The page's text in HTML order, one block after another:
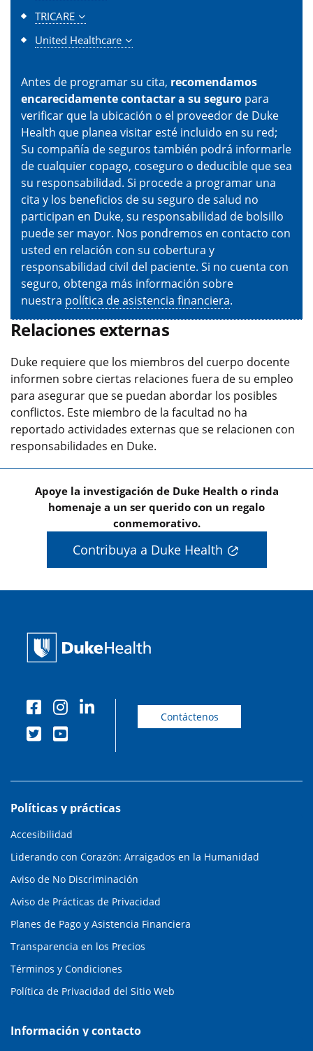
TRICARE
United Healthcare
Antes de programar su cita, recomendamos
encarecidamente contactar a su seguro para
verificar que la ubicación o el proveedor de Duke
Health que planea visitar esté incluido en su red;
Su compañía de seguros también podrá informarle
de cualquier copago, coseguro o deducible que sea
su responsabilidad. Si procede a programar una
cita y los beneficios de su seguro de salud no
participan en Duke, su responsabilidad de bolsillo
puede ser mayor. Nos pondremos en contacto con
usted en relación con su cobertura y
responsabilidad civil del paciente. Si no cuenta con
seguro, obtenga más información sobre
nuestra política de asistencia financiera.
Relaciones externas
Duke requiere que los miembros del cuerpo docente
informen sobre ciertas relaciones fuera de su empleo
para asegurar que se puedan abordar los posibles
conflictos. Este miembro de la facultad no ha
reportado actividades externas que se relacionen con
responsabilidades en Duke.
Apoye la investigación de Duke Health o rinda
homenaje a un ser querido con un regalo
conmemorativo.
Contribuya a Duke Health
Contáctenos
Políticas y prácticas
Accesibilidad
Liderando con Corazón: Arraigados en la Humanidad
Aviso de No Discriminación
Aviso de Prácticas de Privacidad
Planes de Pago y Asistencia Financiera
Transparencia en los Precios
Términos y Condiciones
Política de Privacidad del Sitio Web
Información y contacto